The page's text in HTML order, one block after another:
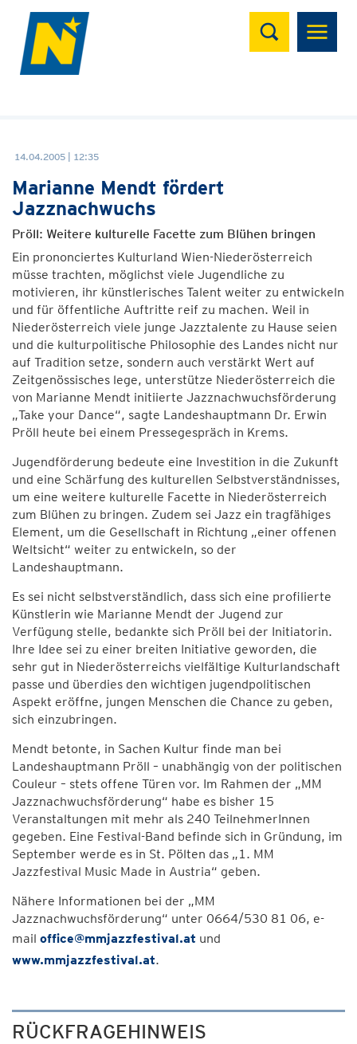
Suchen
14.04.2005 | 12:35
Marianne Mendt fördert
Jazznachwuchs
Pröll: Weitere kulturelle Facette zum Blühen bringen
Ein prononciertes Kulturland Wien-Niederösterreich
müsse trachten, möglichst viele Jugendliche zu
motivieren, ihr künstlerisches Talent weiter zu entwickeln
und für öffentliche Auftritte reif zu machen. Weil in
Niederösterreich viele junge Jazztalente zu Hause seien
und die kulturpolitische Philosophie des Landes nicht nur
auf Tradition setze, sondern auch verstärkt Wert auf
Zeitgenössisches lege, unterstütze Niederösterreich die
von Marianne Mendt initiierte Jazznachwuchsförderung
„Take your Dance“, sagte Landeshauptmann Dr. Erwin
Pröll heute bei einem Pressegespräch in Krems.
Jugendförderung bedeute eine Investition in die Zukunft
und eine Schärfung des kulturellen Selbstverständnisses,
um eine weitere kulturelle Facette in Niederösterreich
zum Blühen zu bringen. Zudem sei Jazz ein tragfähiges
Element, um die Gesellschaft in Richtung „einer offenen
Weltsicht“ weiter zu entwickeln, so der
Landeshauptmann.
Es sei nicht selbstverständlich, dass sich eine profilierte
Künstlerin wie Marianne Mendt der Jugend zur
Verfügung stelle, bedankte sich Pröll bei der Initiatorin.
Ihre Idee sei zu einer breiten Initiative geworden, die
sehr gut in Niederösterreichs vielfältige Kulturlandschaft
passe und überdies den wichtigen jugendpolitischen
Aspekt eröffne, jungen Menschen die Chance zu geben,
sich einzubringen.
Mendt betonte, in Sachen Kultur finde man bei
Landeshauptmann Pröll – unabhängig von der politischen
Couleur – stets offene Türen vor. Im Rahmen der „MM
Jazznachwuchsförderung“ habe es bisher 15
Veranstaltungen mit mehr als 240 TeilnehmerInnen
gegeben. Eine Festival-Band befinde sich in Gründung, im
September werde es in St. Pölten das „1. MM
Jazzfestival Music Made in Austria“ geben.
Nähere Informationen bei der „MM
Jazznachwuchsförderung“ unter 0664/530 81 06, e-
mail office@mmjazzfestival.at und
www.mmjazzfestival.at.
RÜCKFRAGEHINWEIS